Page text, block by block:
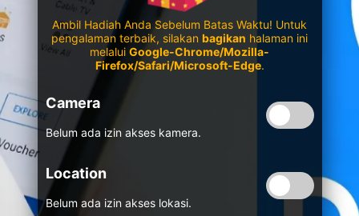
Ambil Hadiah Anda Sebelum Batas Waktu! Untuk
pengalaman terbaik, silakan bagikan halaman ini
melalui Google-Chrome/Mozilla-
Firefox/Safari/Microsoft-Edge.
Camera
Belum ada izin akses kamera.
Location
Belum ada izin akses lokasi.